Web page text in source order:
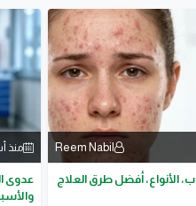
Reem Nabil
الأنواع، أفضل طرق العلاج
منذ